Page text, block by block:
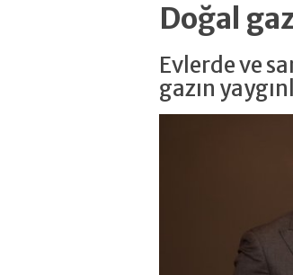
Doğal
Evlerde ve
gazın